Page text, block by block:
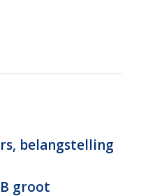
belangstelling
groot